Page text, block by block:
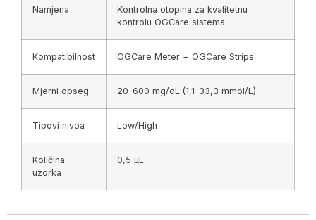
Namjena
Kontrolna otopina za kvalitetnu
kontrolu OGCare sistema
Kompatibilnost OGCare Meter + OGCare Strips
Mjerni opseg 20–600 mg/dL (1,1–33,3 mmol/L)
Tipovi nivoa Low/High
Količina
uzorka
0,5 µL